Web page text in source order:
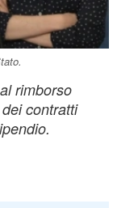
rimborso
contratti